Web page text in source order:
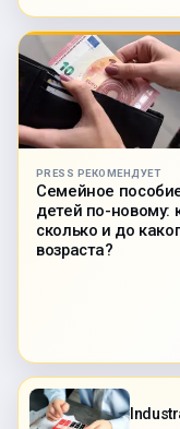
PRESS РЕКОМЕНДУЕТ
Семейное
детей по-новому:
сколько и до
возраста?